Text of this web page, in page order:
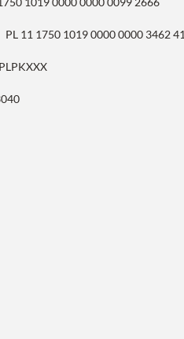
PL 11 1750 1019 0000 0000 3462